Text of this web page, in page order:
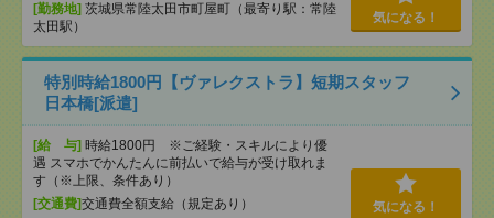
[勤務地] 茨城県常陸太田市町屋町（最寄り駅：常陸
太田駅）
気になる！
特別時給1800円【ヴァレクストラ】短期スタッフ
日本橋[派遣]
[給 与] 時給1800円 ※ご経験・スキルにより優
遇 スマホでかんたんに前払いで給与が受け取れま
す（※上限、条件あり）
[交通費]交通費全額支給（規定あり）
気になる！